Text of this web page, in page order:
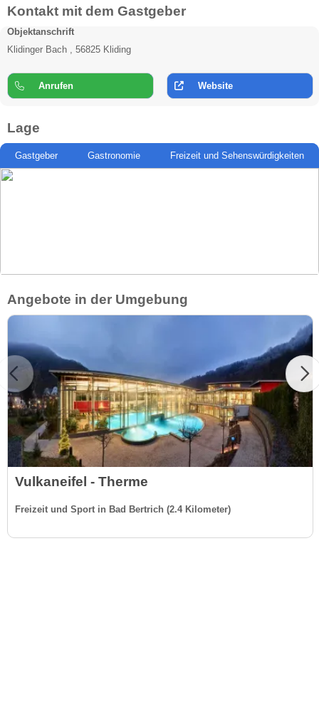
Kontakt mit dem Gastgeber
Objektanschrift
Klidinger Bach , 56825 Kliding
Anrufen Website
Lage
Gastgeber Gastronomie Freizeit und Sehenswürdigkeiten
Angebote in der Umgebung
Vulkaneifel - Therme
Freizeit und Sport in Bad Bertrich (2.4 Kilometer)